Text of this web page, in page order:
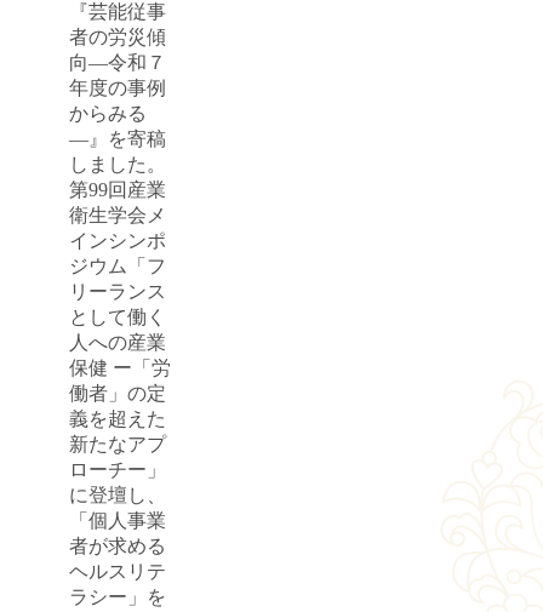
『芸能従事
者の労災傾
向―令和７
年度の事例
からみる
―』を寄稿
しました。
第99回産業
衛生学会メ
インシンポ
ジウム「フ
リーランス
として働く
人への産業
保健 ー「労
働者」の定
義を超えた
新たなアプ
ローチー」
に登壇し、
「個人事業
者が求める
ヘルスリテ
ラシー」を